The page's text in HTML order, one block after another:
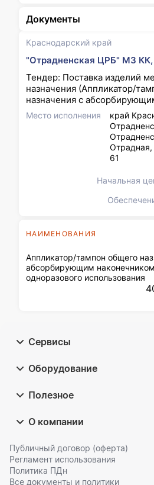
Краснодарский край
"Отрадненская ЦРБ" МЗ
Тендер: Поставка изделий
назначения (Аппликатор/
назначения с
Место исполнения
край
Отрадная,
61
Начальная
НАИМЕНОВАНИЯ
Аппликатор/тампон общего
абсорбирующим
одноразового использования
Документы
Сервисы
Оборудование
Полезное
О компании
Публичный договор (оферта)
Регламент использования
Политика ПДн
Все документы и политики